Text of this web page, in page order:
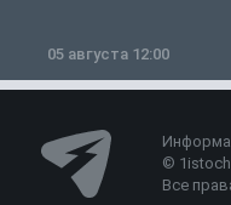
05 августа 12:00
©
Все